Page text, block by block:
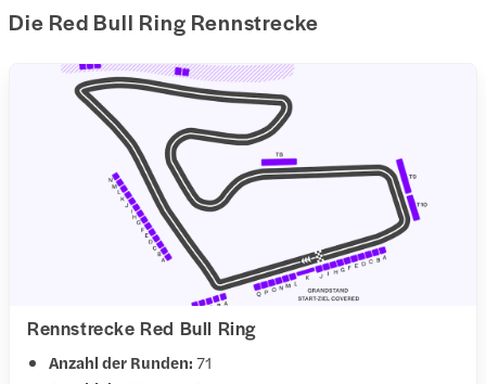
Die Red Bull Ring Rennstrecke
Rennstrecke Red Bull Ring
Anzahl der Runden:71